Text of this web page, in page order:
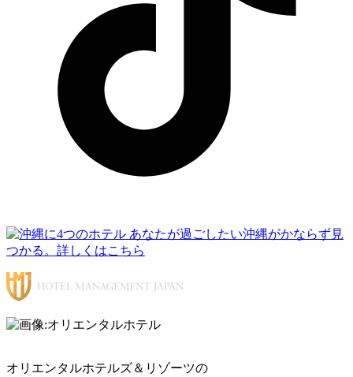
オリエンタルホテルズ＆リゾーツの